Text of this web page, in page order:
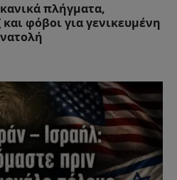
πλήγματα,
φόβοι για γενικευμένη